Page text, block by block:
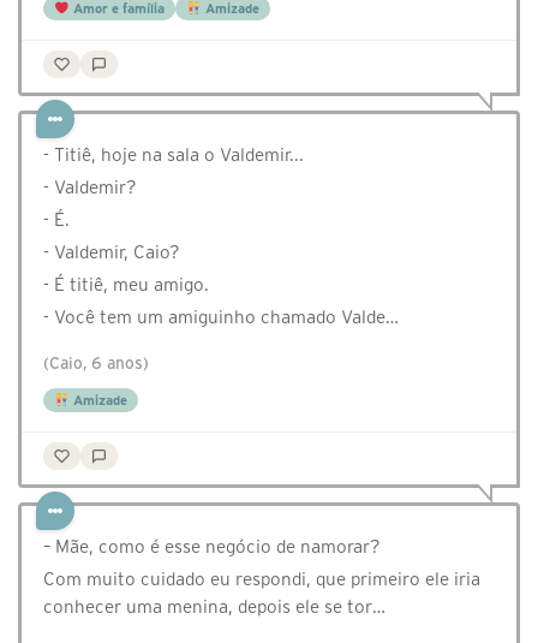
Amor e família Amizade
- Titiê, hoje na sala o Valdemir...
- Valdemir?
- É.
- Valdemir, Caio?
- É titiê, meu amigo.
- Você tem um amiguinho chamado Valde…
(Caio, 6 anos)
Amizade
– Mãe, como é esse negócio de namorar?
Com muito cuidado eu respondi, que primeiro ele iria
conhecer uma menina, depois ele se tor…